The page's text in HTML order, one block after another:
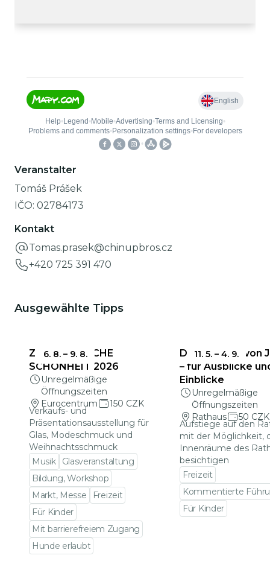
Veranstalter
Tomáš Prášek
IČO: 02784173
Kontakt
Tomas.prasek@chinupbros.cz
+420 725 391 470
Ausgewählte Tipps
6. 8. – 9. 8.
ZERBRECHLICHE
SCHÖNHEIT 2026
Unregelmäßige
Öffnungszeiten
Eurocentrum
150 CZK
Verkaufs- und
Präsentationsausstellung für
Glas, Modeschmuck und
Weihnachtsschmuck
Musik
Glasveranstaltung
Bildung, Workshop
Markt, Messe
Freizeit
Für Kinder
Mit barrierefreiem Zugang
Hunde erlaubt
11. 5. – 4. 9.
Das Rathaus von
– für Ausblicke
Einblicke
Unregelmäßige
Öffnungszeiten
Rathaus
50 CZK
Aufstiege auf den
mit der Möglichkeit,
Innenräume des
besichtigen
Freizeit
Kommentierte
Für Kinder